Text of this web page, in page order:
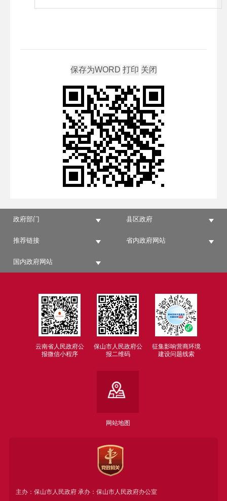
政府部门 县区政府
推荐链接 省内政府网站
国内政府网站
云南省人民政府公
报微信小程序
保山市人民政府公
报二维码
征集影响营商环境
建设问题线索
网站地图
主办：保山市人民政府 承办：保山市人民政府办公室